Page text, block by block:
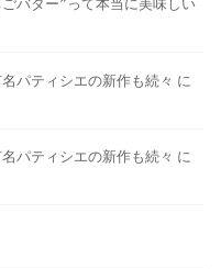
バター”って本当に美味しい
パティシエの新作も続々 に
パティシエの新作も続々 に